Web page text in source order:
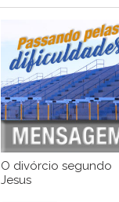
O divórcio segundo
Jesus